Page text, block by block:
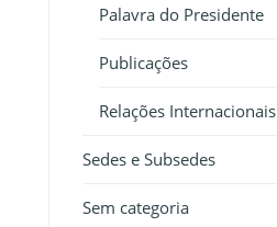
Palavra do Presidente
Publicações
Relações Internacionais
Sedes e Subsedes
Sem categoria